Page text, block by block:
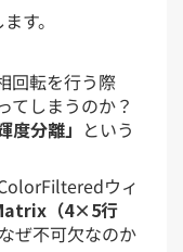
す。
回転を行う際
てしまうのか？
度分離」 という
ウィ
（4×5行
ぜ不可欠なのか